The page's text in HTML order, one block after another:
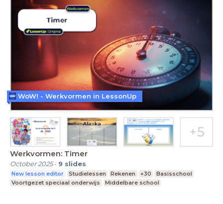
Werkvormen: Timer
October 2025- 9 slides
New lesson editor Studielessen Rekenen +30
Basisschool
Voortgezet speciaal onderwijs
Middelbare school
WoW! - Werkvormen in LessonUp